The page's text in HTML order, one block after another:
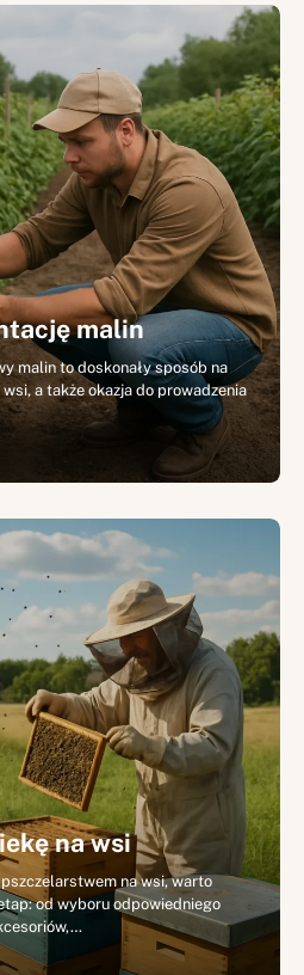
malin
malin to doskonały sposób na
a także okazja do prowadzenia
na wsi
na wsi, warto
od wyboru odpowiedniego